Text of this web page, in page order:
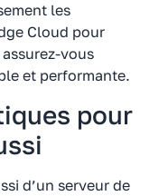
les
Cloud pour
vous
et performante.
pour
d’un serveur de